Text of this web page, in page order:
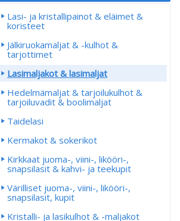
Lasi- ja kristallipainot & eläimet &
koristeet
Jälkiruokamaljat & -kulhot &
tarjottimet
Lasimaljakot & lasimaljat
Hedelmämaljat & tarjoilukulhot &
tarjoiluvadit & boolimaljat
Taidelasi
Kermakot & sokerikot
Kirkkaat juoma-, viini-, likööri-,
snapsilasit & kahvi- ja teekupit
Värilliset juoma-, viini-, likööri-,
snapsilasit, kupit
Kristalli- ja lasikulhot & -maljakot